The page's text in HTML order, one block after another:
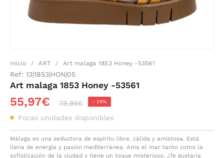
Inicio / ART / Art malaga 1853 Honey -53561
Ref: 13|1853|HON|05
Art malaga 1853 Honey -53561
55,97€ 79,95€ - 29%
Pocas unidades disponibles
Málaga es una seductora de espíritu libre, cálida y amistosa. Está
llena de energía y pasión mediterránea. Ama el mar tanto como la
sofisticación de la ciudad y tiene un toque misterioso. ¿Te gustaría